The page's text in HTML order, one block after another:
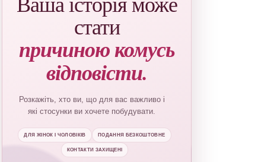
стати
причиною комусь
відповісти.
Розкажіть, хто ви, що для вас важливо і
які стосунки ви хочете побудувати.
ДЛЯ ЖІНОК І ЧОЛОВІКІВ ПОДАННЯ БЕЗКОШТОВНЕ
КОНТАКТИ ЗАХИЩЕНІ